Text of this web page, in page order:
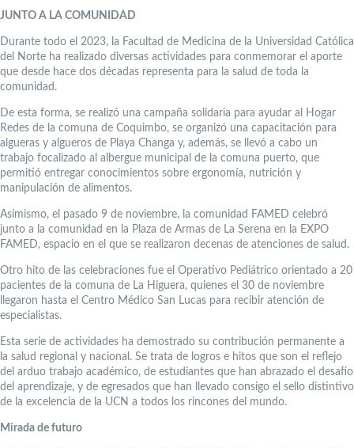
JUNTO A LA COMUNIDAD
Durante todo el 2023, la Facultad de Medicina de la Universidad Católica
del Norte ha realizado diversas actividades para conmemorar el aporte
que desde hace dos décadas representa para la salud de toda la
comunidad.
De esta forma, se realizó una campaña solidaria para ayudar al Hogar
Redes de la comuna de Coquimbo, se organizó una capacitación para
algueras y algueros de Playa Changa y, además, se llevó a cabo un
trabajo focalizado al albergue municipal de la comuna puerto, que
permitió entregar conocimientos sobre ergonomía, nutrición y
manipulación de alimentos.
Asimismo, el pasado 9 de noviembre, la comunidad FAMED celebró
junto a la comunidad en la Plaza de Armas de La Serena en la EXPO
FAMED, espacio en el que se realizaron decenas de atenciones de salud.
Otro hito de las celebraciones fue el Operativo Pediátrico orientado a 20
pacientes de la comuna de La Higuera, quienes el 30 de noviembre
llegaron hasta el Centro Médico San Lucas para recibir atención de
especialistas.
Esta serie de actividades ha demostrado su contribución permanente a
la salud regional y nacional. Se trata de logros e hitos que son el reflejo
del arduo trabajo académico, de estudiantes que han abrazado el desafío
del aprendizaje, y de egresados que han llevado consigo el sello distintivo
de la excelencia de la UCN a todos los rincones del mundo.
Mirada de futuro